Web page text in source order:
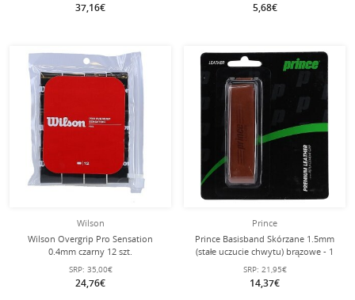
37,16€ 5,68€
Wilson
Wilson Overgrip Pro Sensation
0.4mm czarny 12 szt.
SRP: 35,00€
24,76€
Prince
Prince Basisband Skórzane 1.5mm
(stałe uczucie chwytu) brązowe - 1
sztuka
SRP: 21,95€
14,37€